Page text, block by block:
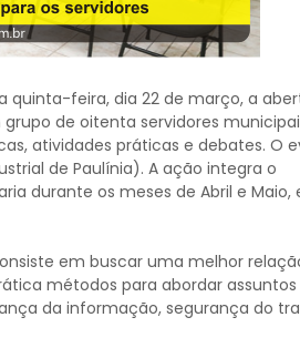
quinta-feira, dia 22 de março, a
de oitenta servidores
atividades práticas e debates. O
de Paulínia). A ação integra o
durante os meses de Abril e Maio,
em buscar uma melhor
métodos para abordar assuntos
da informação, segurança do